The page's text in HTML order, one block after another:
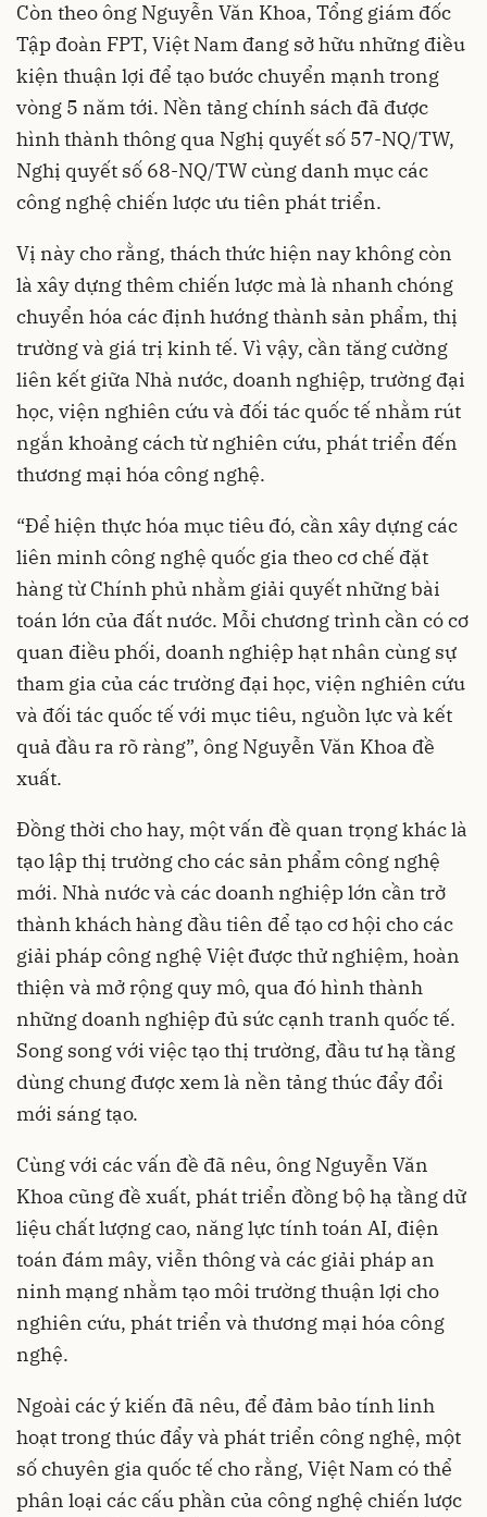
Còn theo ông Nguyễn Văn Khoa, Tổng giám đốc
Tập đoàn FPT, Việt Nam đang sở hữu những điều
kiện thuận lợi để tạo bước chuyển mạnh trong
vòng 5 năm tới. Nền tảng chính sách đã được
hình thành thông qua Nghị quyết số 57-NQ/TW,
Nghị quyết số 68-NQ/TW cùng danh mục các
công nghệ chiến lược ưu tiên phát triển.
Vị này cho rằng, thách thức hiện nay không còn
là xây dựng thêm chiến lược mà là nhanh chóng
chuyển hóa các định hướng thành sản phẩm, thị
trường và giá trị kinh tế. Vì vậy, cần tăng cường
liên kết giữa Nhà nước, doanh nghiệp, trường đại
học, viện nghiên cứu và đối tác quốc tế nhằm rút
ngắn khoảng cách từ nghiên cứu, phát triển đến
thương mại hóa công nghệ.
“Để hiện thực hóa mục tiêu đó, cần xây dựng các
liên minh công nghệ quốc gia theo cơ chế đặt
hàng từ Chính phủ nhằm giải quyết những bài
toán lớn của đất nước. Mỗi chương trình cần có cơ
quan điều phối, doanh nghiệp hạt nhân cùng sự
tham gia của các trường đại học, viện nghiên cứu
và đối tác quốc tế với mục tiêu, nguồn lực và kết
quả đầu ra rõ ràng”, ông Nguyễn Văn Khoa đề
xuất.
Đồng thời cho hay, một vấn đề quan trọng khác là
tạo lập thị trường cho các sản phẩm công nghệ
mới. Nhà nước và các doanh nghiệp lớn cần trở
thành khách hàng đầu tiên để tạo cơ hội cho các
giải pháp công nghệ Việt được thử nghiệm, hoàn
thiện và mở rộng quy mô, qua đó hình thành
những doanh nghiệp đủ sức cạnh tranh quốc tế.
Song song với việc tạo thị trường, đầu tư hạ tầng
dùng chung được xem là nền tảng thúc đẩy đổi
mới sáng tạo.
Cùng với các vấn đề đã nêu, ông Nguyễn Văn
Khoa cũng đề xuất, phát triển đồng bộ hạ tầng dữ
liệu chất lượng cao, năng lực tính toán AI, điện
toán đám mây, viễn thông và các giải pháp an
ninh mạng nhằm tạo môi trường thuận lợi cho
nghiên cứu, phát triển và thương mại hóa công
nghệ.
Ngoài các ý kiến đã nêu, để đảm bảo tính linh
hoạt trong thúc đẩy và phát triển công nghệ, một
số chuyên gia quốc tế cho rằng, Việt Nam có thể
phân loại các cấu phần của công nghệ chiến lược